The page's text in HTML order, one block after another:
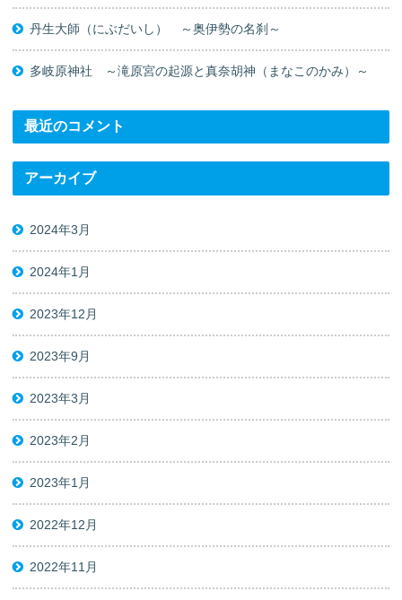
丹生大師（にぶだいし） ～奥伊勢の名刹～
多岐原神社 ～滝原宮の起源と真奈胡神（まなこのかみ）～
最近のコメント
アーカイブ
2024年3月
2024年1月
2023年12月
2023年9月
2023年3月
2023年2月
2023年1月
2022年12月
2022年11月